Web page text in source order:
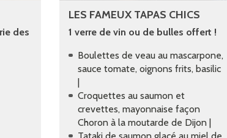
des
LES FAMEUX TAPAS CHICS
1 verre de vin ou de bulles offert !
Boulettes de veau au mascarpone,
sauce tomate, oignons frits, basilic
|
Croquettes au saumon et
crevettes, mayonnaise façon
Choron à la moutarde de Dijon |